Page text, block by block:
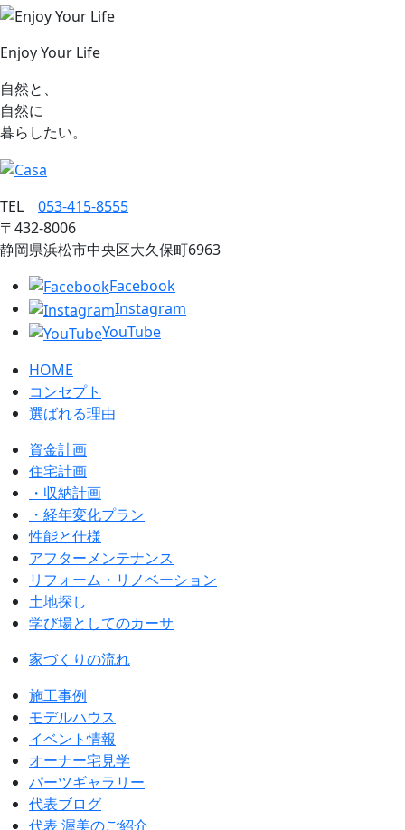
Enjoy Your Life
自然と、
自然に
暮らしたい。
TEL 053‐415‐8555
〒432‐8006
静岡県浜松市中央区大久保町6963
Facebook
Instagram
YouTube
HOME
コンセプト
選ばれる理由
資金計画
住宅計画
・収納計画
・経年変化プラン
性能と仕様
アフターメンテナンス
リフォーム・リノベーション
土地探し
学び場としてのカーサ
家づくりの流れ
施工事例
モデルハウス
イベント情報
オーナー宅見学
パーツギャラリー
代表ブログ
代表 渥美のご紹介